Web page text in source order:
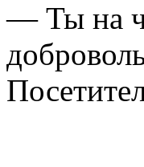
— Ты на